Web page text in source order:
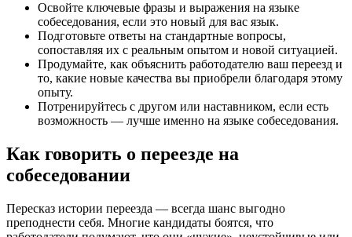
Освойте ключевые фразы и выражения на языке
собеседования, если это новый для вас язык.
Подготовьте ответы на стандартные вопросы,
сопоставляя их с реальным опытом и новой ситуацией.
Продумайте, как объяснить работодателю ваш переезд и
то, какие новые качества вы приобрели благодаря этому
опыту.
Потренируйтесь с другом или наставником, если есть
возможность — лучше именно на языке собеседования.
Как говорить о переезде на
собеседовании
Пересказ истории переезда — всегда шанс выгодно
преподнести себя. Многие кандидаты боятся, что